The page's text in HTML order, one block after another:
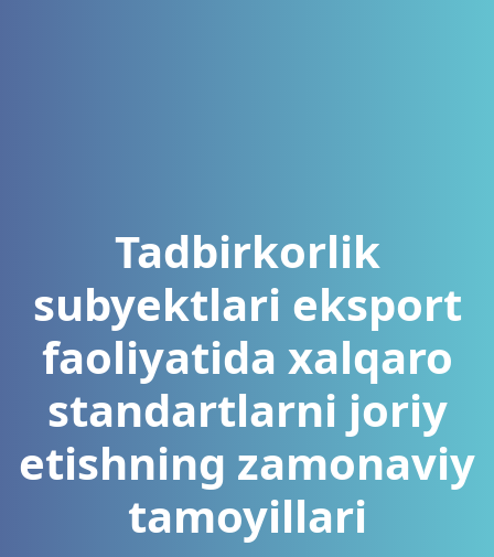
Tadbirkorlik
subyektlari eksport
faoliyatida xalqaro
standartlarni joriy
etishning zamonaviy
tamoyillari